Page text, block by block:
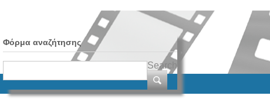
Φόρμα αναζήτησης
Search